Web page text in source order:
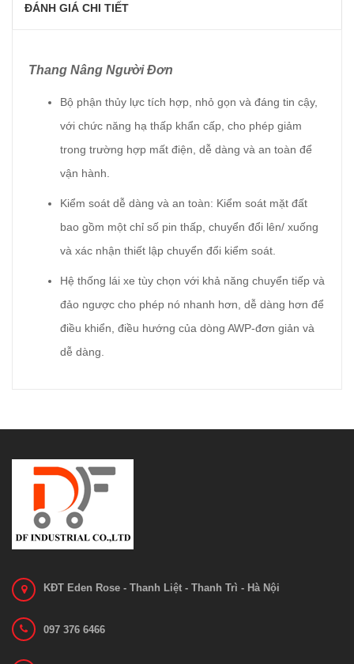
ĐÁNH GIÁ CHI TIẾT
Thang Nâng Người Đơn
Bộ phận thủy lực tích hợp, nhỏ gọn và đáng tin cậy,
với chức năng hạ thấp khẩn cấp, cho phép giảm
trong trường hợp mất điện, dễ dàng và an toàn để
vận hành.
Kiểm soát dễ dàng và an toàn: Kiểm soát mặt đất
bao gồm một chỉ số pin thấp, chuyển đổi lên/ xuống
và xác nhận thiết lập chuyển đổi kiểm soát.
Hệ thống lái xe tùy chọn với khả năng chuyển tiếp và
đảo ngược cho phép nó nhanh hơn, dễ dàng hơn để
điều khiển, điều hướng của dòng AWP-đơn giản và
dễ dàng.
KĐT Eden Rose - Thanh Liệt - Thanh Trì - Hà Nội
097 376 6466